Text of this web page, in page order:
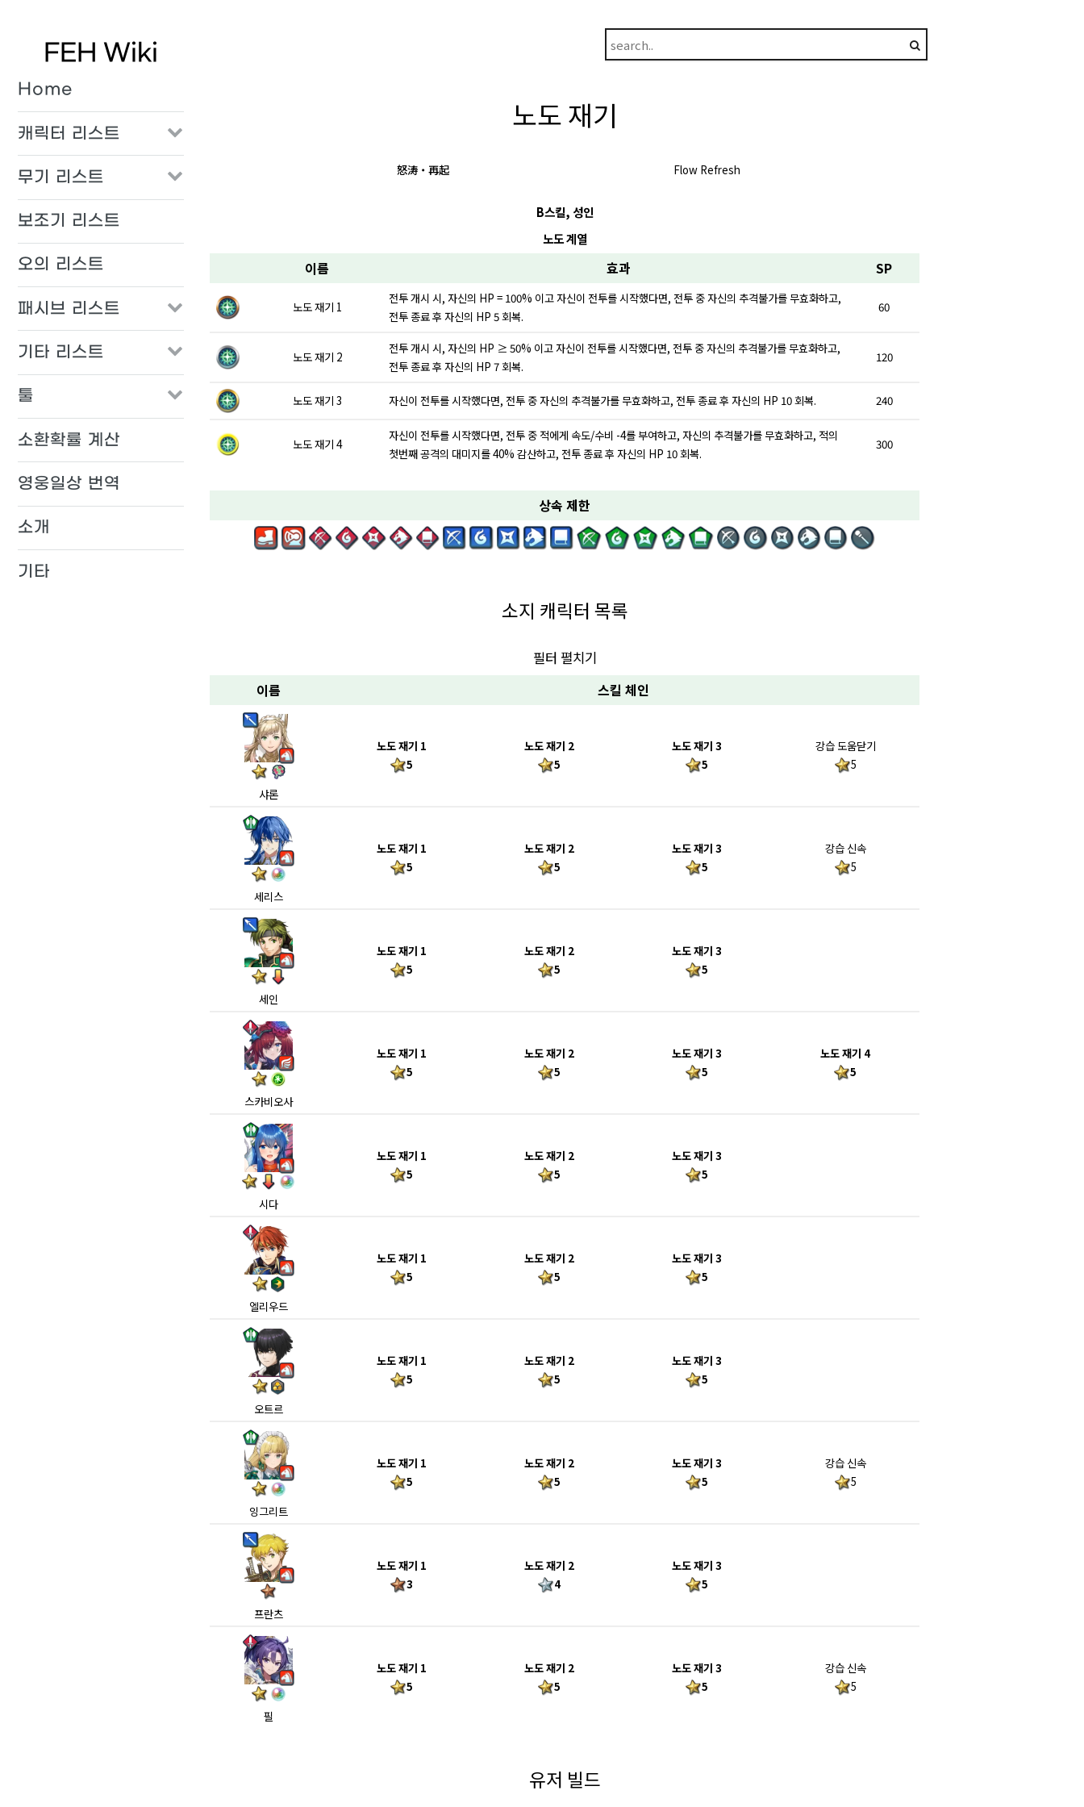
FEH Wiki
Home
캐릭터 리스트
무기 리스트
보조기 리스트
오의 리스트
패시브 리스트
기타 리스트
툴
소환확률 계산
영웅일상 번역
소개
기타
노도 재기
怒涛・再起 Flow Refresh
B스킬, 성인
노도 계열
이름 효과 SP
노도 재기 1
전투 개시 시, 자신의 HP = 100% 이고 자신이 전투를 시작했다면, 전투 중 자신의 추격불가를 무효화하고,
전투 종료 후 자신의 HP 5 회복.
60
노도 재기 2
전투 개시 시, 자신의 HP ≥ 50% 이고 자신이 전투를 시작했다면, 전투 중 자신의 추격불가를 무효화하고,
전투 종료 후 자신의 HP 7 회복.
120
노도 재기 3 자신이 전투를 시작했다면, 전투 중 자신의 추격불가를 무효화하고, 전투 종료 후 자신의 HP 10 회복. 240
노도 재기 4
자신이 전투를 시작했다면, 전투 중 적에게 속도/수비 -4를 부여하고, 자신의 추격불가를 무효화하고, 적의
첫번째 공격의 대미지를 40% 감산하고, 전투 종료 후 자신의 HP 10 회복.
300
상속 제한
소지 캐릭터 목록
필터 펼치기
이름
스킬 체인
샤론
노도 재기 1
5
노도 재기 2
5
노도 재기 3
5
강습 도움닫기
5
세리스
노도 재기 1
5
노도 재기 2
5
노도 재기 3
5
강습 신속
5
세인
노도 재기 1
5
노도 재기 2
5
노도 재기 3
5
스카비오사
노도 재기 1
5
노도 재기 2
5
노도 재기 3
5
노도 재기 4
5
시다
노도 재기 1
5
노도 재기 2
5
노도 재기 3
5
엘리우드
노도 재기 1
5
노도 재기 2
5
노도 재기 3
5
오트르
노도 재기 1
5
노도 재기 2
5
노도 재기 3
5
잉그리트
노도 재기 1
5
노도 재기 2
5
노도 재기 3
5
강습 신속
5
프란츠
노도 재기 1
3
노도 재기 2
4
노도 재기 3
5
필
노도 재기 1
5
노도 재기 2
5
노도 재기 3
5
강습 신속
5
유저 빌드